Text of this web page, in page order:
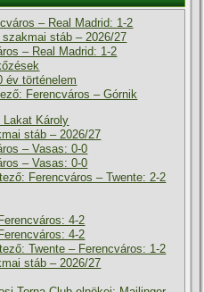
– Real Madrid: 1-2
stáb – 2026/27
– Real Madrid: 1-2
év történelem
Ferencváros – Górnik
Lakat Károly
stáb – 2026/27
– Vasas: 0-0
– Vasas: 0-0
Ferencváros – Twente: 2-2
4-2
4-2
Twente – Ferencváros: 1-2
stáb – 2026/27